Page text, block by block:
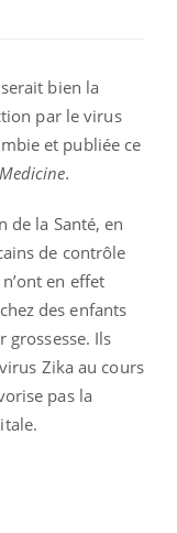
bien la
par le virus
et publiée ce
de la Santé, en
de contrôle
en effet
des enfants
grossesse. Ils
Zika au cours
pas la